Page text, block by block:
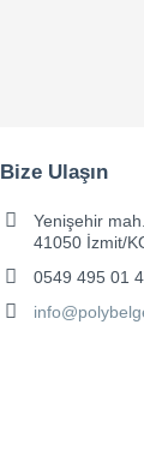
Bize Ulaşın
Yenişehir
41050 İzmit/
0549 495 01